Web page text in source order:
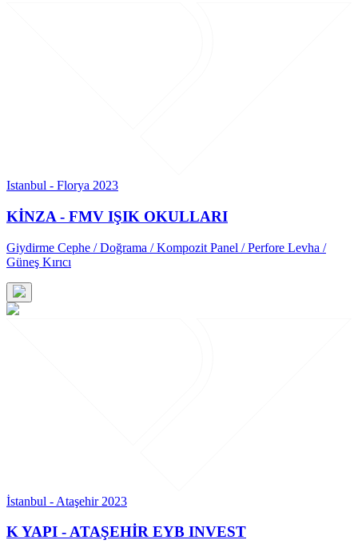
Istanbul - Florya 2023
KİNZA - FMV IŞIK OKULLARI
Giydirme Cephe / Doğrama / Kompozit Panel / Perfore Levha /
Güneş Kırıcı
İstanbul - Ataşehir 2023
K YAPI - ATAŞEHİR EYB INVEST